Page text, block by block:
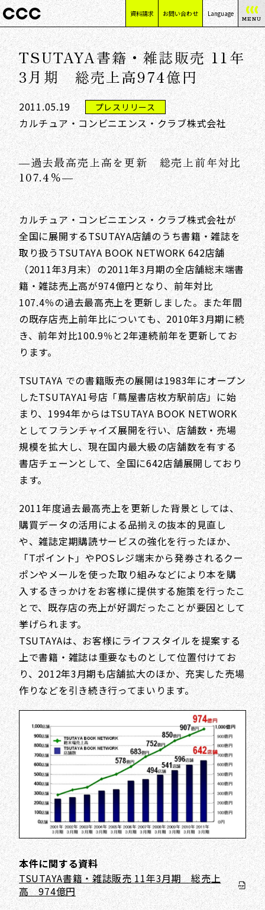
資料請求 お問い合わせ Language
日本語
English
简体中文
繁體中文
MENU
TSUTAYA書籍・雑誌販売 11年
3月期 総売上高974億円
2011.05.19 プレスリリース
カルチュア・コンビニエンス・クラブ株式会社
―過去最高売上高を更新 総売上前年対比
107.4％―
カルチュア・コンビニエンス・クラブ株式会社が
全国に展開するTSUTAYA店舗のうち書籍・雑誌を
取り扱うTSUTAYA BOOK NETWORK 642店舗
（2011年3月末）の2011年3月期の全店舗総末端書
籍・雑誌売上高が974億円となり、前年対比
107.4％の過去最高売上を更新しました。また年間
の既存店売上前年比についても、2010年3月期に続
き、前年対比100.9％と2年連続前年を更新してお
ります。
TSUTAYA での書籍販売の展開は1983年にオープン
したTSUTAYA1号店「蔦屋書店枚方駅前店」に始
まり、1994年からはTSUTAYA BOOK NETWORK
としてフランチャイズ展開を行い、店舗数・売場
規模を拡大し、現在国内最大級の店舗数を有する
書店チェーンとして、全国に642店舗展開しており
ます。
2011年度過去最高売上を更新した背景としては、
購買データの活用による品揃えの抜本的見直し
や、雑誌定期購読サービスの強化を行ったほか、
「Tポイント」やPOSレジ端末から発券されるクー
ポンやメールを使った取り組みなどにより本を購
入するきっかけをお客様に提供する施策を行ったこ
とで、既存店の売上が好調だったことが要因として
挙げられます。
TSUTAYAは、お客様にライフスタイルを提案する
上で書籍・雑誌は重要なものとして位置付けてお
り、2012年3月期も店舗拡大のほか、充実した売場
作りなどを引き続き行ってまいります。
本件に関する資料
TSUTAYA書籍・雑誌販売 11年3月期 総売上
高 974億円